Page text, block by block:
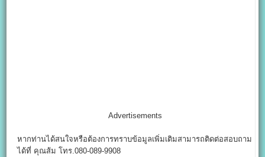
Advertisements
หากท่านได้สนใจหรือต้องการทราบข้อมูลเพิ่มเติมสามารถติดต่อสอบถาม
ได้ที่ คุณส้ม โทร.080-089-9908